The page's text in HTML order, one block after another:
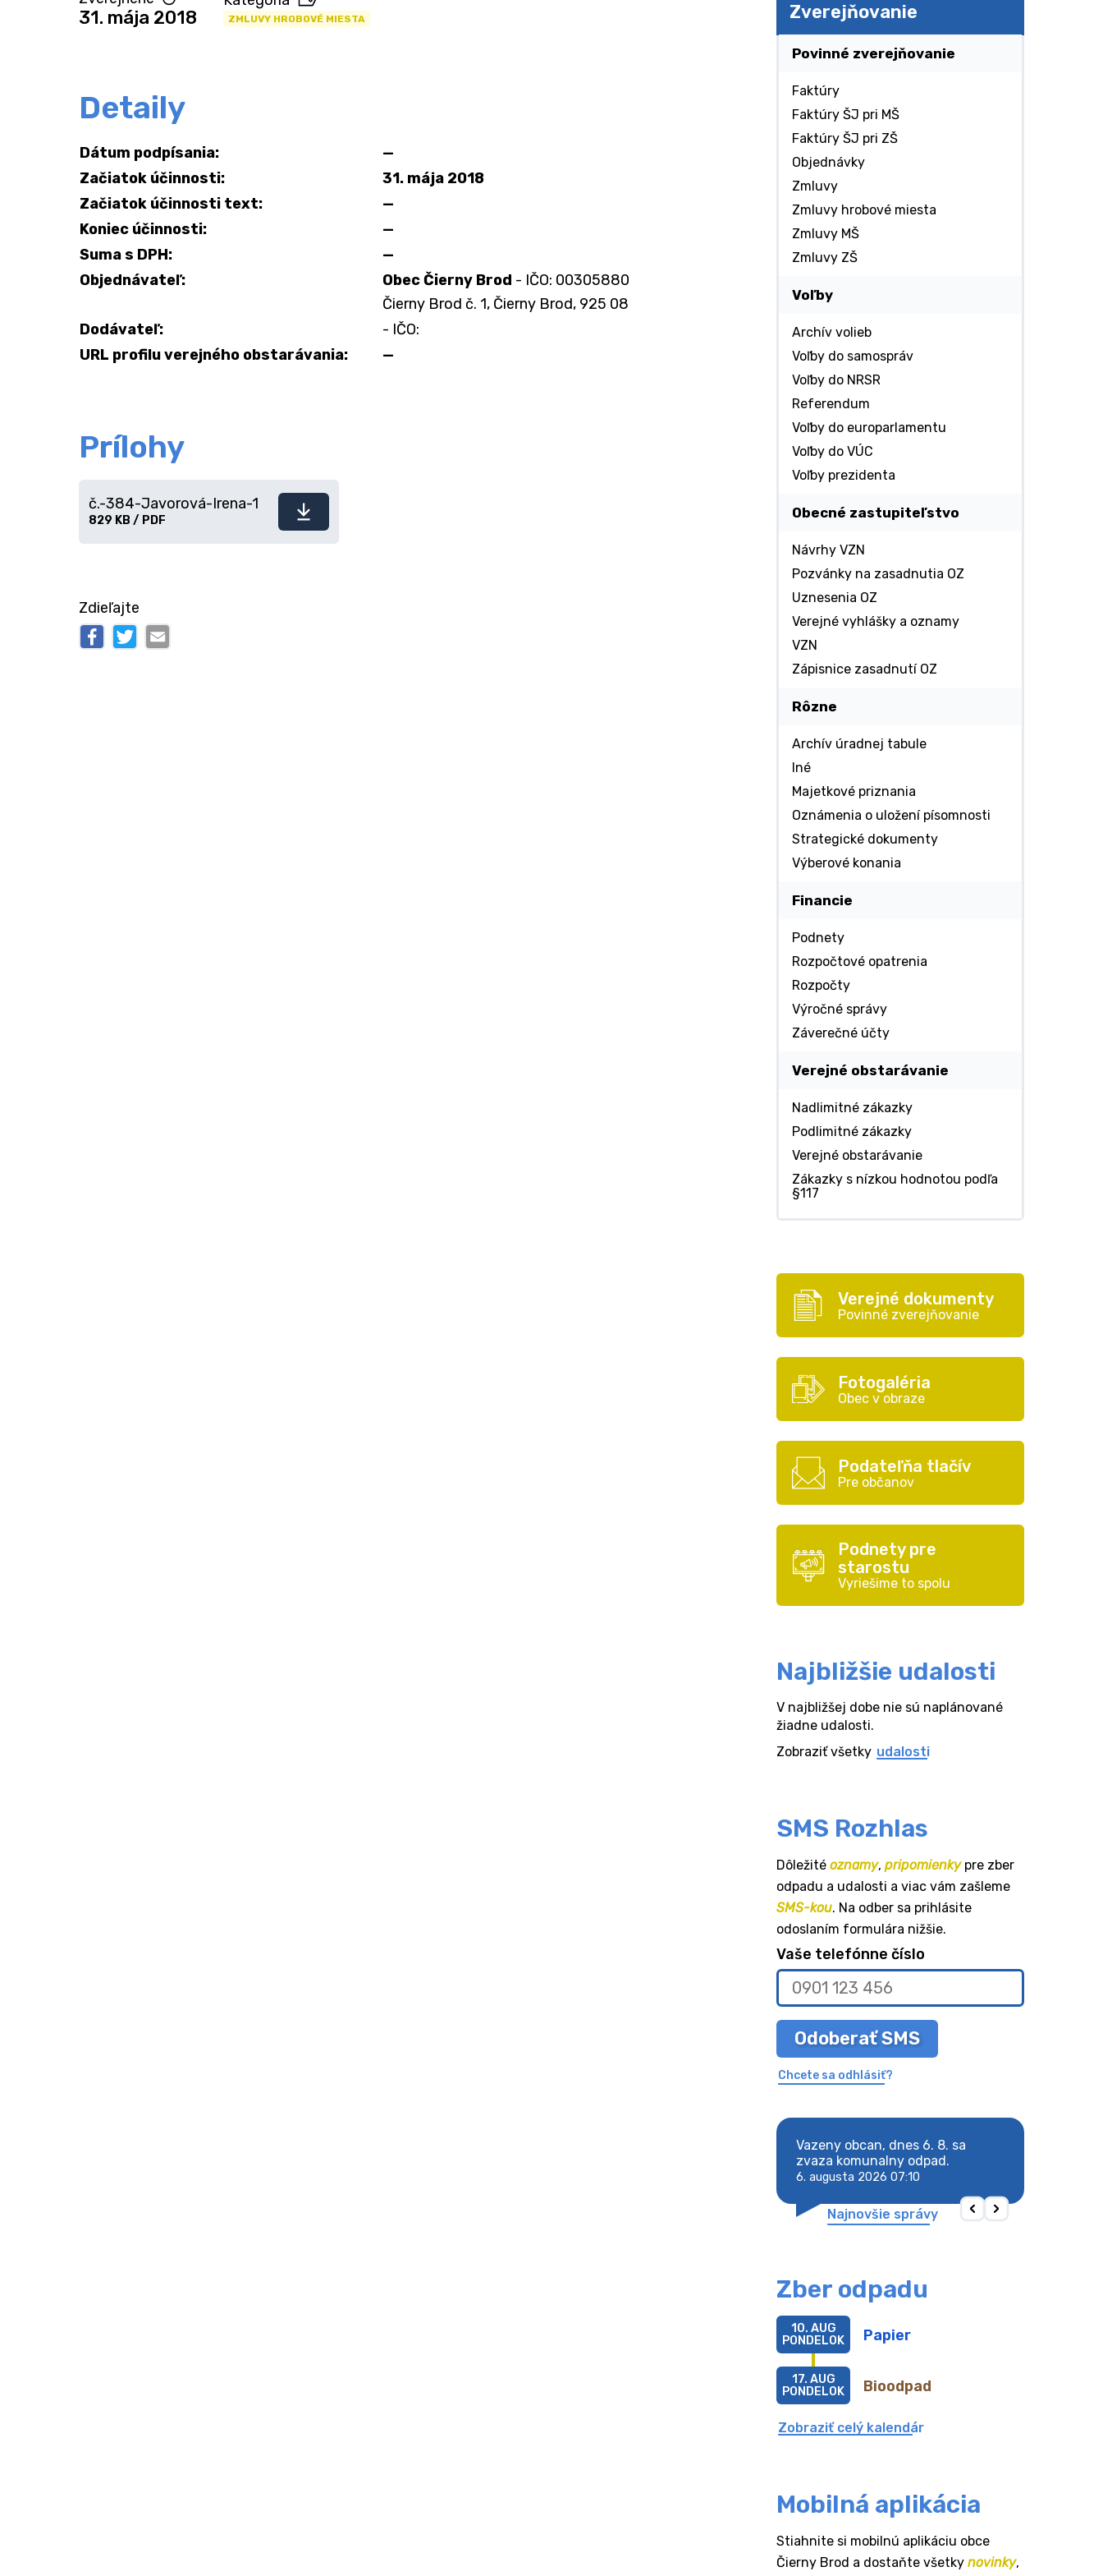
31. mája 2018 ZMLUVY HROBOVÉ MIESTA
Detaily
Dátum podpísania:
—
Začiatok účinnosti:
31. mája 2018
Začiatok účinnosti text:
—
Koniec účinnosti:
—
Suma s DPH:
—
Objednávateľ:
Obec Čierny Brod - IČO: 00305880
Čierny Brod č. 1, Čierny Brod, 925 08
Dodávateľ:
- IČO:
URL profilu verejného obstarávania:
—
Prílohy
Stiahnuť
č.-384-Javorová-Irena-1
829 KB / PDF
Zdieľajte
Zverejňovanie
Povinné zverejňovanie
Faktúry
Faktúry ŠJ pri MŠ
Faktúry ŠJ pri ZŠ
Objednávky
Zmluvy
Zmluvy hrobové miesta
Zmluvy MŠ
Zmluvy ZŠ
Voľby
Archív volieb
Voľby do samospráv
Voľby do NRSR
Referendum
Voľby do europarlamentu
Voľby do VÚC
Voľby prezidenta
Obecné zastupiteľstvo
Návrhy VZN
Pozvánky na zasadnutia OZ
Uznesenia OZ
Verejné vyhlášky a oznamy
VZN
Zápisnice zasadnutí OZ
Rôzne
Archív úradnej tabule
Iné
Majetkové priznania
Oznámenia o uložení písomnosti
Strategické dokumenty
Výberové konania
Financie
Podnety
Rozpočtové opatrenia
Rozpočty
Výročné správy
Záverečné účty
Verejné obstarávanie
Nadlimitné zákazky
Podlimitné zákazky
Verejné obstarávanie
Zákazky s nízkou hodnotou podľa
§117
Verejné dokumenty
Povinné zverejňovanie
Fotogaléria
Obec v obraze
Podateľňa tlačív
Pre občanov
Podnety pre
starostu
Vyriešime to spolu
Najbližšie udalosti
V najbližšej dobe nie sú naplánované
žiadne udalosti.
Zobraziť všetky udalosti
SMS Rozhlas
Dôležité oznamy, pripomienkypre zber
odpadu a udalosti a viac vám zašleme
SMS-kou. Na odber sa prihlásite
odoslaním formulára nižšie.
Vaše telefónne číslo
Odoberať SMS
Chcete sa odhlásiť?
Vazeny obcan, dnes 6. 8. sa
zvaza komunalny odpad.
6. augusta 2026 07:10
Najnovšie správy
Zber odpadu
Papier
10. AUG
PONDELOK
Bioodpad
17. AUG
PONDELOK
Zobraziť celý kalendár
Mobilná aplikácia
Stiahnite si mobilnú aplikáciu obce
Čierny Brod a dostaňte všetky novinky,